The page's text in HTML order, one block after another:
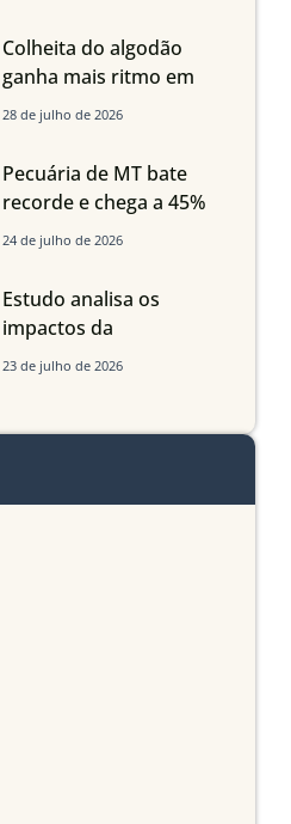
quedas em Tocantins,
Maranhão e Piauí
Colheita do algodão
ganha mais ritmo em
Mato Grosso, Mato
Maranhão
28 de julho de 2026
Pecuária de MT bate
recorde e chega a 45%
dos bovinos abatidos
24 de julho de 2026
Estudo analisa os
impactos da
infraestrutura logística
do Sul
23 de julho de 2026